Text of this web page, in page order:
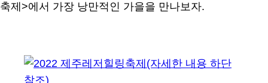
축제>에서 가장 낭만적인 가을을 만나보자.